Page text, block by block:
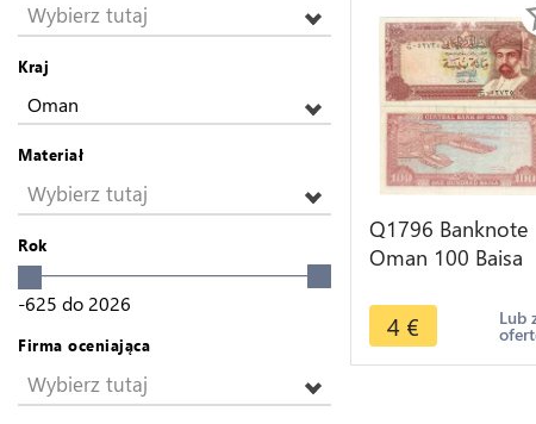
Wybierz tutaj
Kraj
Oman
Materiał
Wybierz tutaj
Rok
-625 do 2026
Firma oceniająca
Wybierz tutaj
Q1796 Banknote
Oman 100 Baisa
Sa`id 1989 ->
offer
4 € Lub